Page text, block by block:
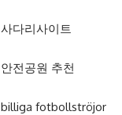
사다리사이트
안전공원 추천
billiga fotbollströjor